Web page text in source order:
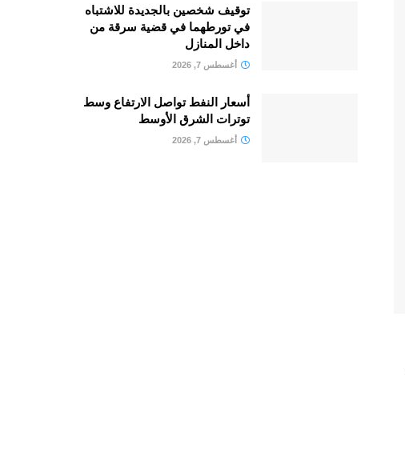
توقيف شخصين بالجديدة للاشتباه
في تورطهما في قضية سرقة من
داخل المنازل
أغسطس 7, 2026
أسعار النفط تواصل الارتفاع وسط
توترات الشرق الأوسط
أغسطس 7, 2026